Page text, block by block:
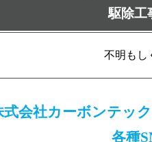
駆除工
不明もし
式会社カーボンテッ
各種